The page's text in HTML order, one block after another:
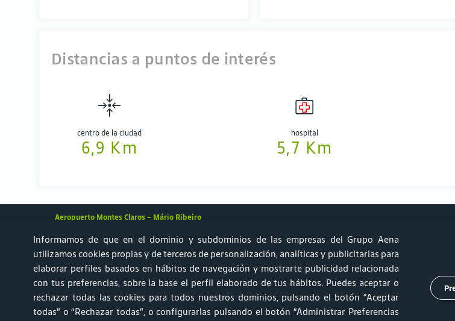
Distancias a puntos de interés
centro de la ciudad
6,9 Km
hospital
5,7 Km
Aeropuerto Montes Claros – Mário Ribeiro
Achados & Perdidos Informe AVSEC Aparcamiento Ruido aeronáutico y Sostenibilidad
Portal do Titular de Dados Pessoais Centro de Servicio al Cliente Trabaja con nosotros
Informamos de que en el dominio y subdominios de las empresas del Grupo Aena
utilizamos cookies propias y de terceros de personalización, analíticas y publicitarias para
elaborar perfiles basados en hábitos de navegación y mostrarte publicidad relacionada
con tus preferencias, sobre la base el perfil elaborado de tus hábitos. Puedes aceptar o
rechazar todas las cookies para todos nuestros dominios, pulsando el botón “Aceptar
todas” o “Rechazar todas”, o configurarlas pulsando el botón “Administrar Preferencias